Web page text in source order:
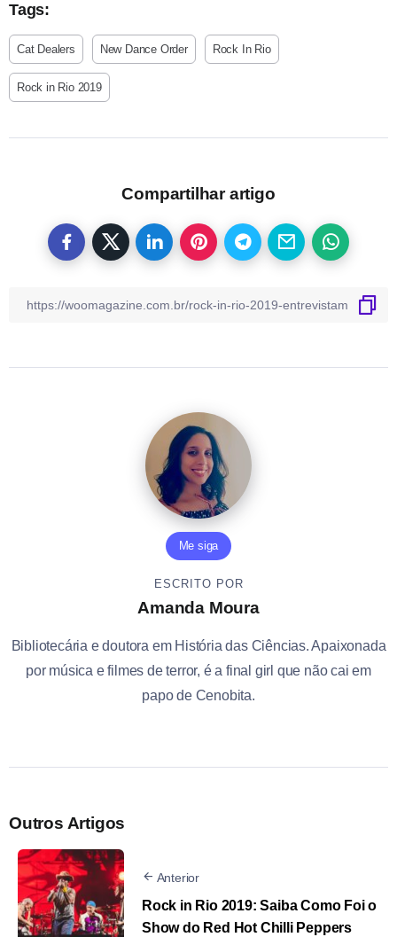
Tags:
Cat Dealers New Dance Order Rock In Rio
Rock in Rio 2019
Compartilhar artigo
Me siga
ESCRITO POR
Amanda Moura
Bibliotecária e doutora em História das Ciências. Apaixonada
por música e filmes de terror, é a final girl que não cai em
papo de Cenobita.
Outros Artigos
Anterior
Rock in Rio 2019: Saiba Como Foi o
Show do Red Hot Chilli Peppers